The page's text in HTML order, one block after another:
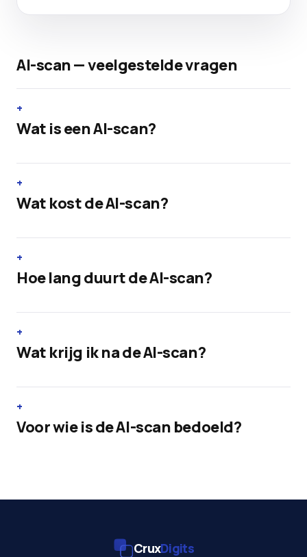
AI-scan — veelgestelde vragen
Wat is een AI-scan?
Wat kost de AI-scan?
Hoe lang duurt de AI-scan?
Wat krijg ik na de AI-scan?
Voor wie is de AI-scan bedoeld?
CruxDigits